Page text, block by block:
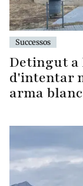
Successos
Detingut a
d'intentar
arma